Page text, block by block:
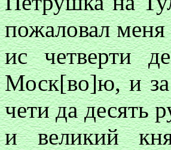
пожаловал
ис четверти
Моск[во]ю, и за
чети да десять
и великий